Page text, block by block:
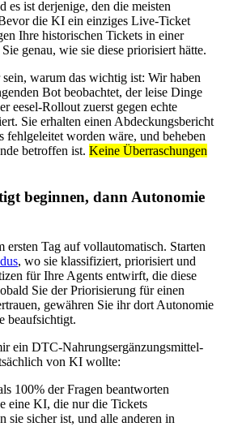
es ist derjenige, den die meisten
die KI ein einziges Live-Ticket
Ihre historischen Tickets in einer
Sie genau, wie sie diese priorisiert hätte.
warum das wichtig ist: Wir haben
Bot beobachtet, der leise Dinge
eesel-Rollout zuerst gegen echte
Sie erhalten einen Abdeckungsbericht
fehlgeleitet worden wäre, und beheben
betroffen ist. Keine Überraschungen
beginnen, dann Autonomie
ersten Tag auf vollautomatisch. Starten
, wo sie klassifiziert, priorisiert und
für Ihre Agents entwirft, die diese
Sie der Priorisierung für einen
gewähren Sie ihr dort Autonomie
beaufsichtigt.
ein DTC-Nahrungsergänzungsmittel-
von KI wollte:
100% der Fragen beantworten
eine KI, die nur die Tickets
sie sicher ist, und alle anderen in